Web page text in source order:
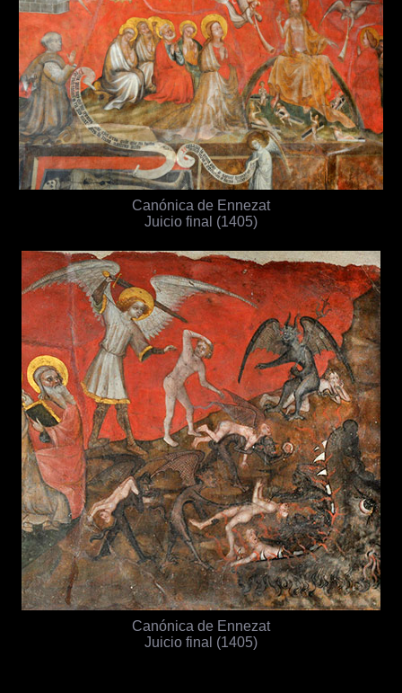
Canónica de Ennezat
Juicio final (1405)
Canónica de Ennezat
Juicio final (1405)